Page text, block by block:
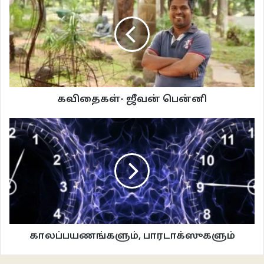
நைல் நீளப் பகலை அத்தனை விரைவாய்
அவள் கடப்பாள்.
************
கவிதைகள்- நுற்பவினைஞன் தமிழ் கவிதைகள்
கவிதைகள்- ஜீவன் பென்னி
காலப்பயணங்களும், பாரடாக்ஸுகளும்